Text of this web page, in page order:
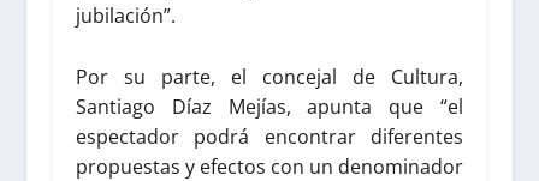
jubilación”.
Por su parte, el concejal de Cultura,
Santiago Díaz Mejías, apunta que “el
espectador podrá encontrar diferentes
propuestas y efectos con un denominador